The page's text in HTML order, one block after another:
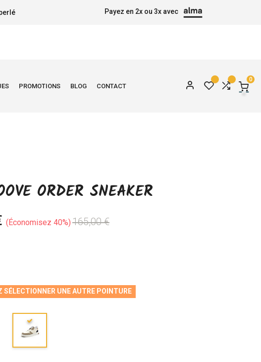
Payez en 2x ou 3x avec
PROMOTIONS BLOG CONTACT
0
ORDER SNEAKER
Économisez 40% 165,00 €
SÉLECTIONNER UNE AUTRE POINTURE